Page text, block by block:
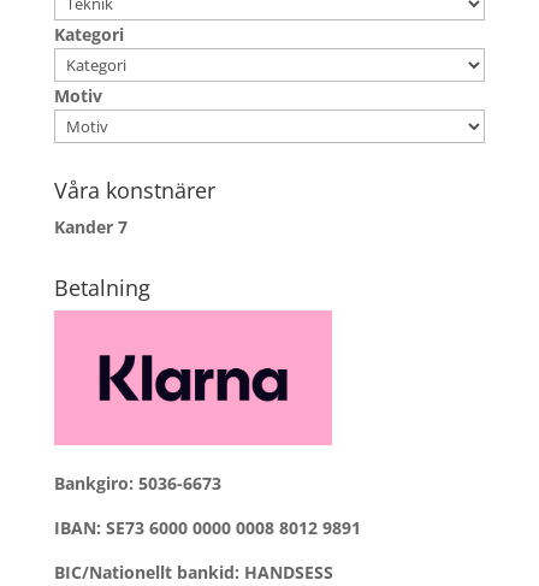
Kategori
Motiv
Våra konstnärer
Kander 7
Betalning
Bankgiro: 5036-6673
IBAN: SE73 6000 0000 0008 8012 9891
BIC/Nationellt bankid: HANDSESS